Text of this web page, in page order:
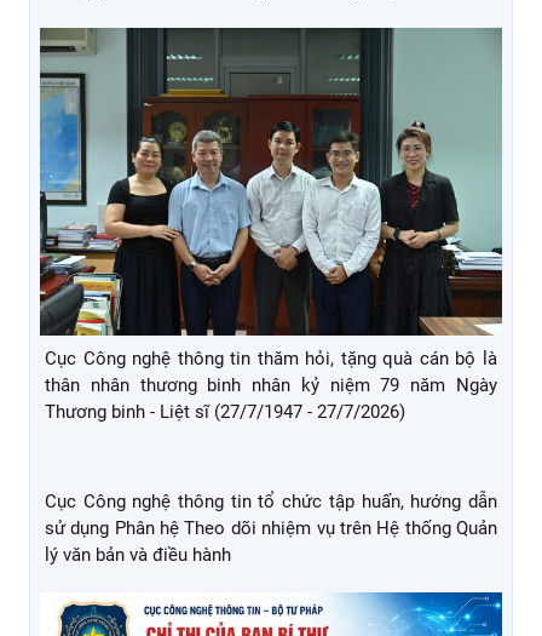
Tăng cường quán triệt, thực hiện nghiêm Quy định số